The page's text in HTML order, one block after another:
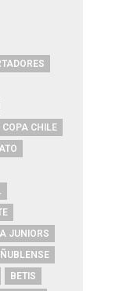
COPA CHILE
JUNIORS
ÑUBLENSE
BETIS